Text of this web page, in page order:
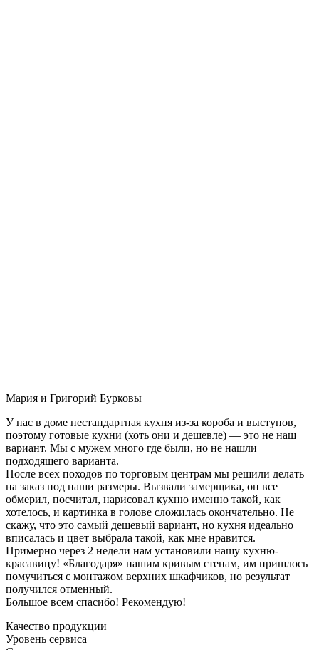
Мария и Григорий Бурковы
У нас в доме нестандартная кухня из-за короба и выступов,
поэтому готовые кухни (хоть они и дешевле) — это не наш
вариант. Мы с мужем много где были, но не нашли
подходящего варианта.
После всех походов по торговым центрам мы решили делать
на заказ под наши размеры. Вызвали замерщика, он все
обмерил, посчитал, нарисовал кухню именно такой, как
хотелось, и картинка в голове сложилась окончательно. Не
скажу, что это самый дешевый вариант, но кухня идеально
вписалась и цвет выбрала такой, как мне нравится.
Примерно через 2 недели нам установили нашу кухню-
красавицу! «Благодаря» нашим кривым стенам, им пришлось
помучиться с монтажом верхних шкафчиков, но результат
получился отменный.
Большое всем спасибо! Рекомендую!
Качество продукции
Уровень сервиса